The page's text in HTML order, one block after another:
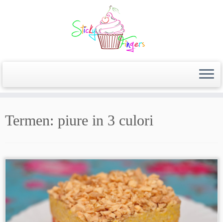
Termen: piure in 3 culori